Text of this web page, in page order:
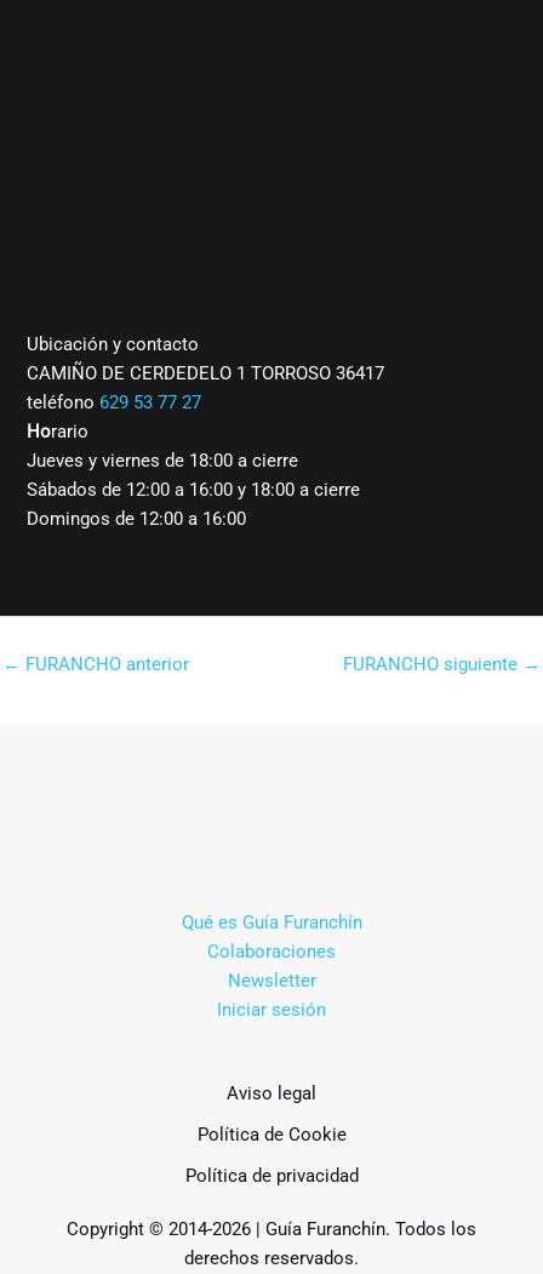
Ubicación y contacto
CAMIÑO DE CERDEDELO 1 TORROSO 36417
teléfono 629 53 77 27
Horario
Jueves y viernes de 18:00 a cierre
Sábados de 12:00 a 16:00 y 18:00 a cierre
Domingos de 12:00 a 16:00
← FURANCHO anterior FURANCHO siguiente →
Qué es Guía Furanchín
Colaboraciones
Newsletter
Iniciar sesión
Aviso legal
Política de Cookie
Política de privacidad
Copyright © 2014-2026 | Guía Furanchín. Todos los
derechos reservados.